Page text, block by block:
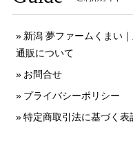
新潟 夢ファームくまい
通販について
お問合せ
プライバシーポリシー
特定商取引法に基づく表